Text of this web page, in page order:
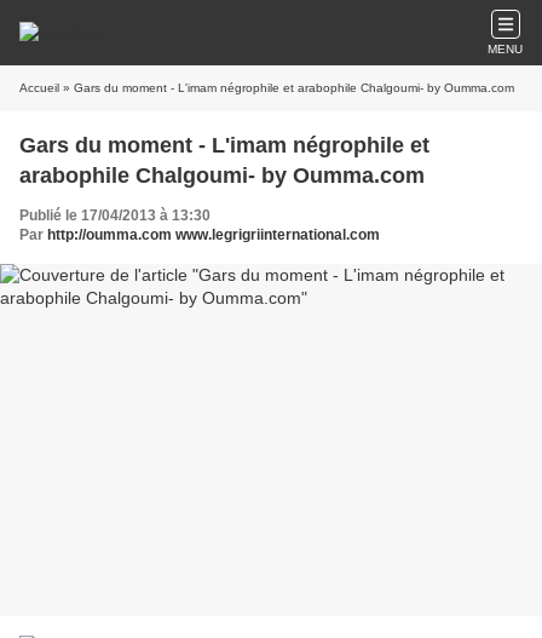
MENU
Accueil » Gars du moment - L'imam négrophile et arabophile Chalgoumi- by Oumma.com
Gars du moment - L'imam négrophile et
arabophile Chalgoumi- by Oumma.com
Publié le 17/04/2013 à 13:30
Par http://oumma.com www.legrigriinternational.com